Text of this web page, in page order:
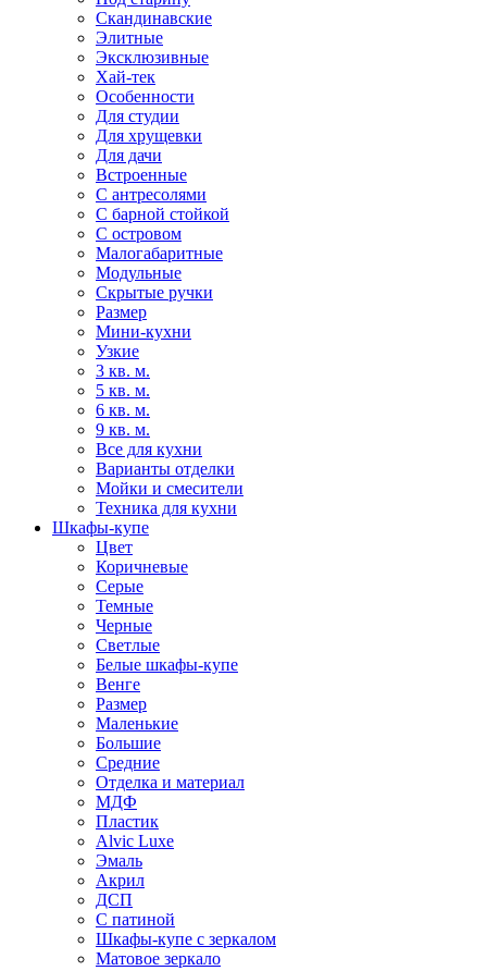
Скандинавские
Элитные
Эксклюзивные
Хай-тек
Особенности
Для студии
Для хрущевки
Для дачи
Встроенные
С антресолями
С барной стойкой
С островом
Малогабаритные
Модульные
Скрытые ручки
Размер
Мини-кухни
Узкие
3 кв. м.
5 кв. м.
6 кв. м.
9 кв. м.
Все для кухни
Варианты отделки
Мойки и смесители
Техника для кухни
Шкафы-купе
Цвет
Коричневые
Серые
Темные
Черные
Светлые
Белые шкафы-купе
Венге
Размер
Маленькие
Большие
Средние
Отделка и материал
МДФ
Пластик
Alvic Luxe
Эмаль
Акрил
ДСП
С патиной
Шкафы-купе с зеркалом
Матовое зеркало